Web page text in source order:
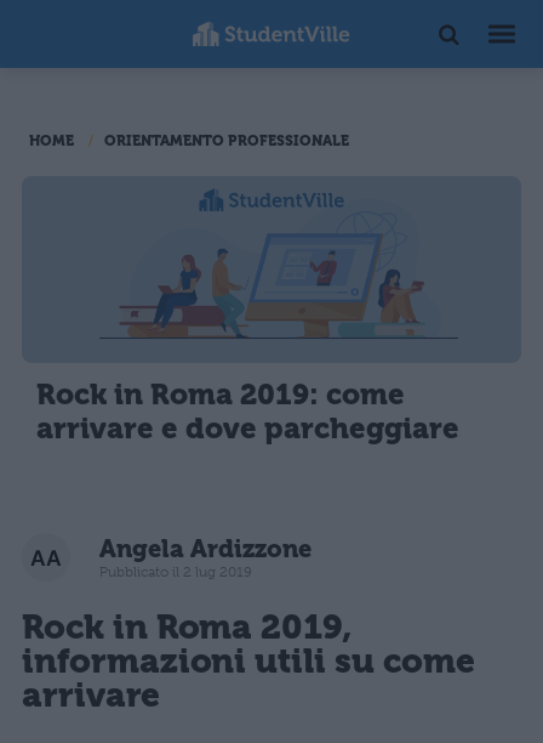
HOME ORIENTAMENTO PROFESSIONALE
Rock in Roma 2019: come
arrivare e dove parcheggiare
Angela Ardizzone
Pubblicato il 2 lug 2019
Rock in Roma 2019,
informazioni utili su come
arrivare